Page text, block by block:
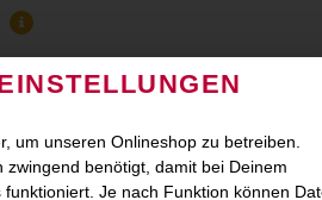
um unseren Onlineshop zu betreiben.
benötigt, damit bei Deinem
Je nach Funktion können